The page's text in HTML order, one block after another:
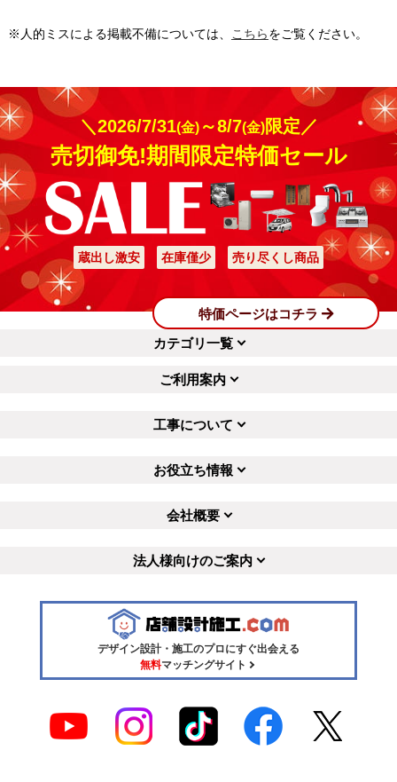
※人的ミスによる掲載不備については、 こちらをご覧ください。
＼2026/7/31(金)～8/7(金)限定／
売切御免!期間限定特価セール
蔵出し激安 在庫僅少 売り尽くし商品
特価ページはコチラ
カテゴリ一覧
ご利用案内
工事について
お役立ち情報
会社概要
法人様向けのご案内
デザイン設計・施工のプロにすぐ出会える
無料マッチングサイト